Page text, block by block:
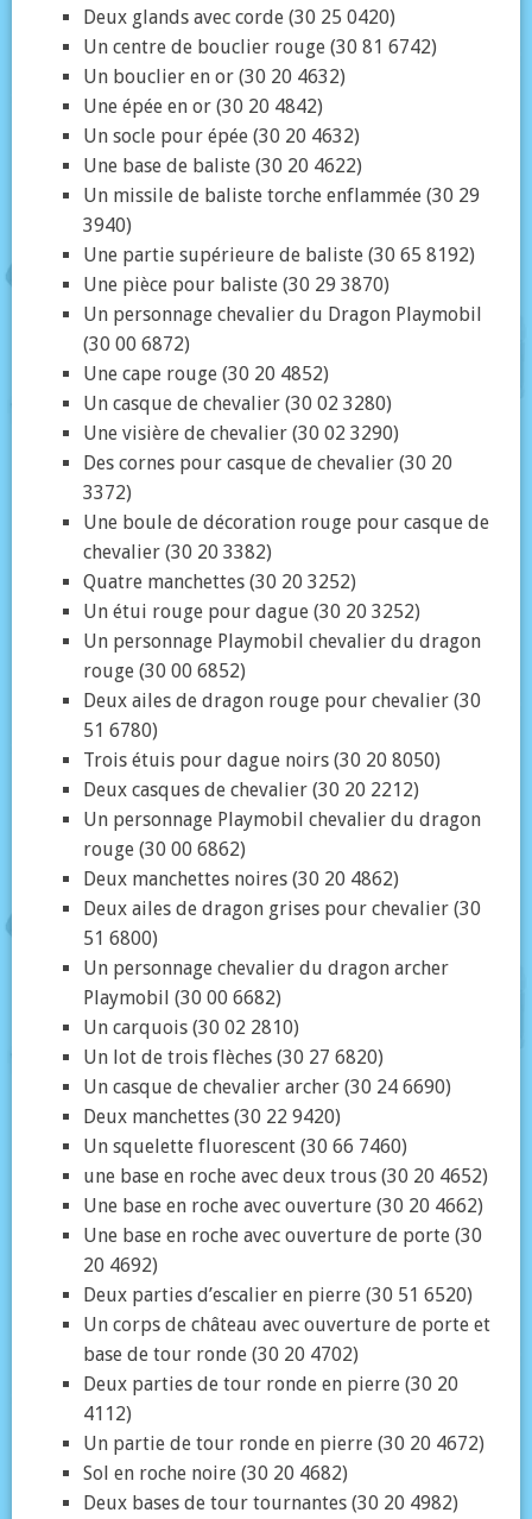
Deux glands avec corde (30 25 0420)
Un centre de bouclier rouge (30 81 6742)
Un bouclier en or (30 20 4632)
Une épée en or (30 20 4842)
Un socle pour épée (30 20 4632)
Une base de baliste (30 20 4622)
Un missile de baliste torche enflammée (30 29
3940)
Une partie supérieure de baliste (30 65 8192)
Une pièce pour baliste (30 29 3870)
Un personnage chevalier du Dragon Playmobil
(30 00 6872)
Une cape rouge (30 20 4852)
Un casque de chevalier (30 02 3280)
Une visière de chevalier (30 02 3290)
Des cornes pour casque de chevalier (30 20
3372)
Une boule de décoration rouge pour casque de
chevalier (30 20 3382)
Quatre manchettes (30 20 3252)
Un étui rouge pour dague (30 20 3252)
Un personnage Playmobil chevalier du dragon
rouge (30 00 6852)
Deux ailes de dragon rouge pour chevalier (30
51 6780)
Trois étuis pour dague noirs (30 20 8050)
Deux casques de chevalier (30 20 2212)
Un personnage Playmobil chevalier du dragon
rouge (30 00 6862)
Deux manchettes noires (30 20 4862)
Deux ailes de dragon grises pour chevalier (30
51 6800)
Un personnage chevalier du dragon archer
Playmobil (30 00 6682)
Un carquois (30 02 2810)
Un lot de trois flèches (30 27 6820)
Un casque de chevalier archer (30 24 6690)
Deux manchettes (30 22 9420)
Un squelette fluorescent (30 66 7460)
une base en roche avec deux trous (30 20 4652)
Une base en roche avec ouverture (30 20 4662)
Une base en roche avec ouverture de porte (30
20 4692)
Deux parties d’escalier en pierre (30 51 6520)
Un corps de château avec ouverture de porte et
base de tour ronde (30 20 4702)
Deux parties de tour ronde en pierre (30 20
4112)
Un partie de tour ronde en pierre (30 20 4672)
Sol en roche noire (30 20 4682)
Deux bases de tour tournantes (30 20 4982)